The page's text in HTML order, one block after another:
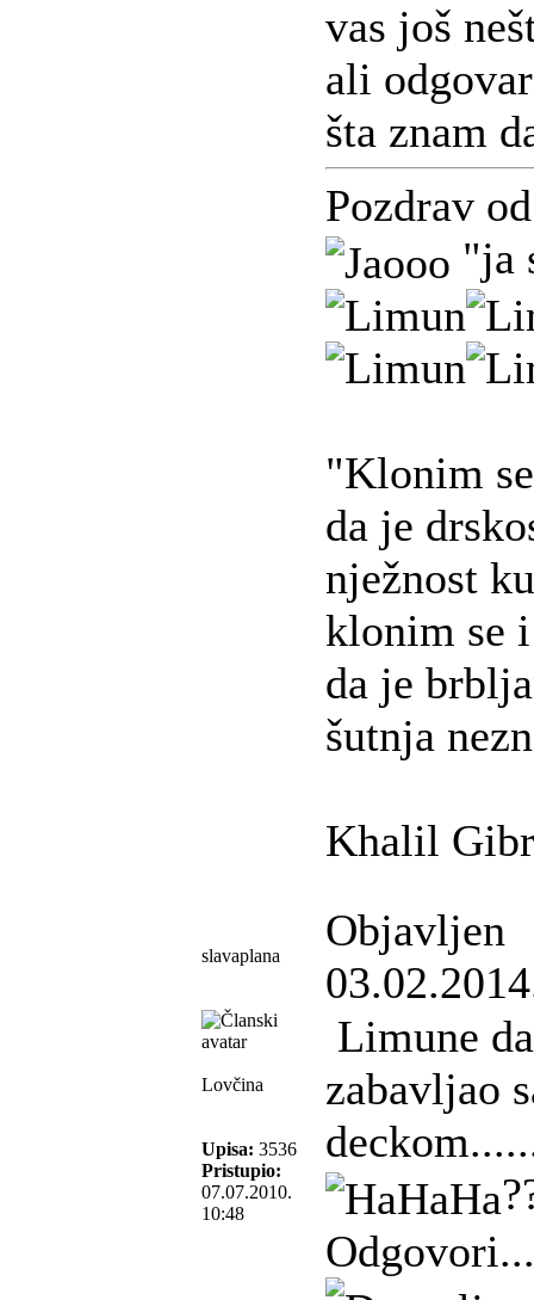
vas još
ali
šta znam
Pozdrav
"ja
"Klonim
da je
nježnost
klonim se
da je
šutnja
Khalil
slavaplana
Objavljen
Lovčina
Upisa: 3536
Pristupio:
07.07.2010.
10:48
Limune
zabavljao